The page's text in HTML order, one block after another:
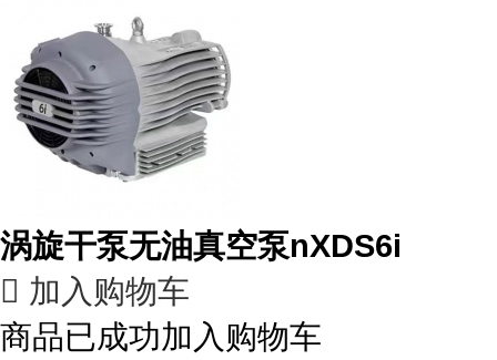
涡旋干泵无油真空泵nXDS6i
 加入购物车
商品已成功加入购物车